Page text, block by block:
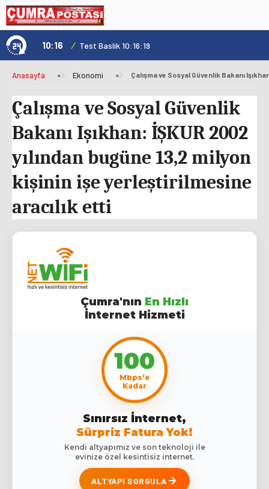
10:16 / Test Baslik 10:16:19
Anasayfa » Ekonomi »
Çalışma ve Sosyal Güvenlik
Bakanı Işıkhan: İŞKUR 2002
yılından bugüne 13,2 milyon
kişinin işe yerleştirilmesine
aracılık etti
Çumra'nın En Hızlı
İnternet Hizmeti
100
Mbps'e
Kadar
Sınırsız İnternet,
Sürpriz Fatura Yok!
Kendi altyapımız ve son teknoloji ile
evinize özel kesintisiz internet.
ALTYAPI SORGULA